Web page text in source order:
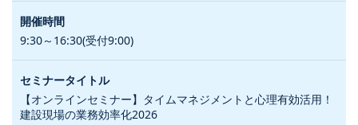
9:30～16:30(受付9:00)
【オンラインセミナー】タイムマネジメントと心理有効活用！
建設現場の業務効率化2026